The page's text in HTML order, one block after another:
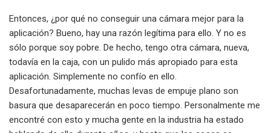
Entonces, ¿por qué no conseguir una cámara mejor para la
aplicación? Bueno, hay una razón legítima para ello. Y no es
sólo porque soy pobre. De hecho, tengo otra cámara, nueva,
todavía en la caja, con un pulido más apropiado para esta
aplicación. Simplemente no confío en ello.
Desafortunadamente, muchas levas de empuje plano son
basura que desaparecerán en poco tiempo. Personalmente me
encontré con esto y mucha gente en la industria ha estado